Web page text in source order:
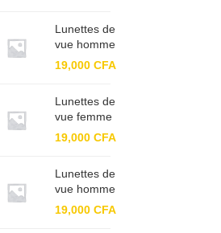
Lunettes de
vue homme
BF 91380
19,000CFA
Lunettes de
vue femme
BF XC
61143
19,000CFA
Lunettes de
vue homme
BF 93399
19,000CFA